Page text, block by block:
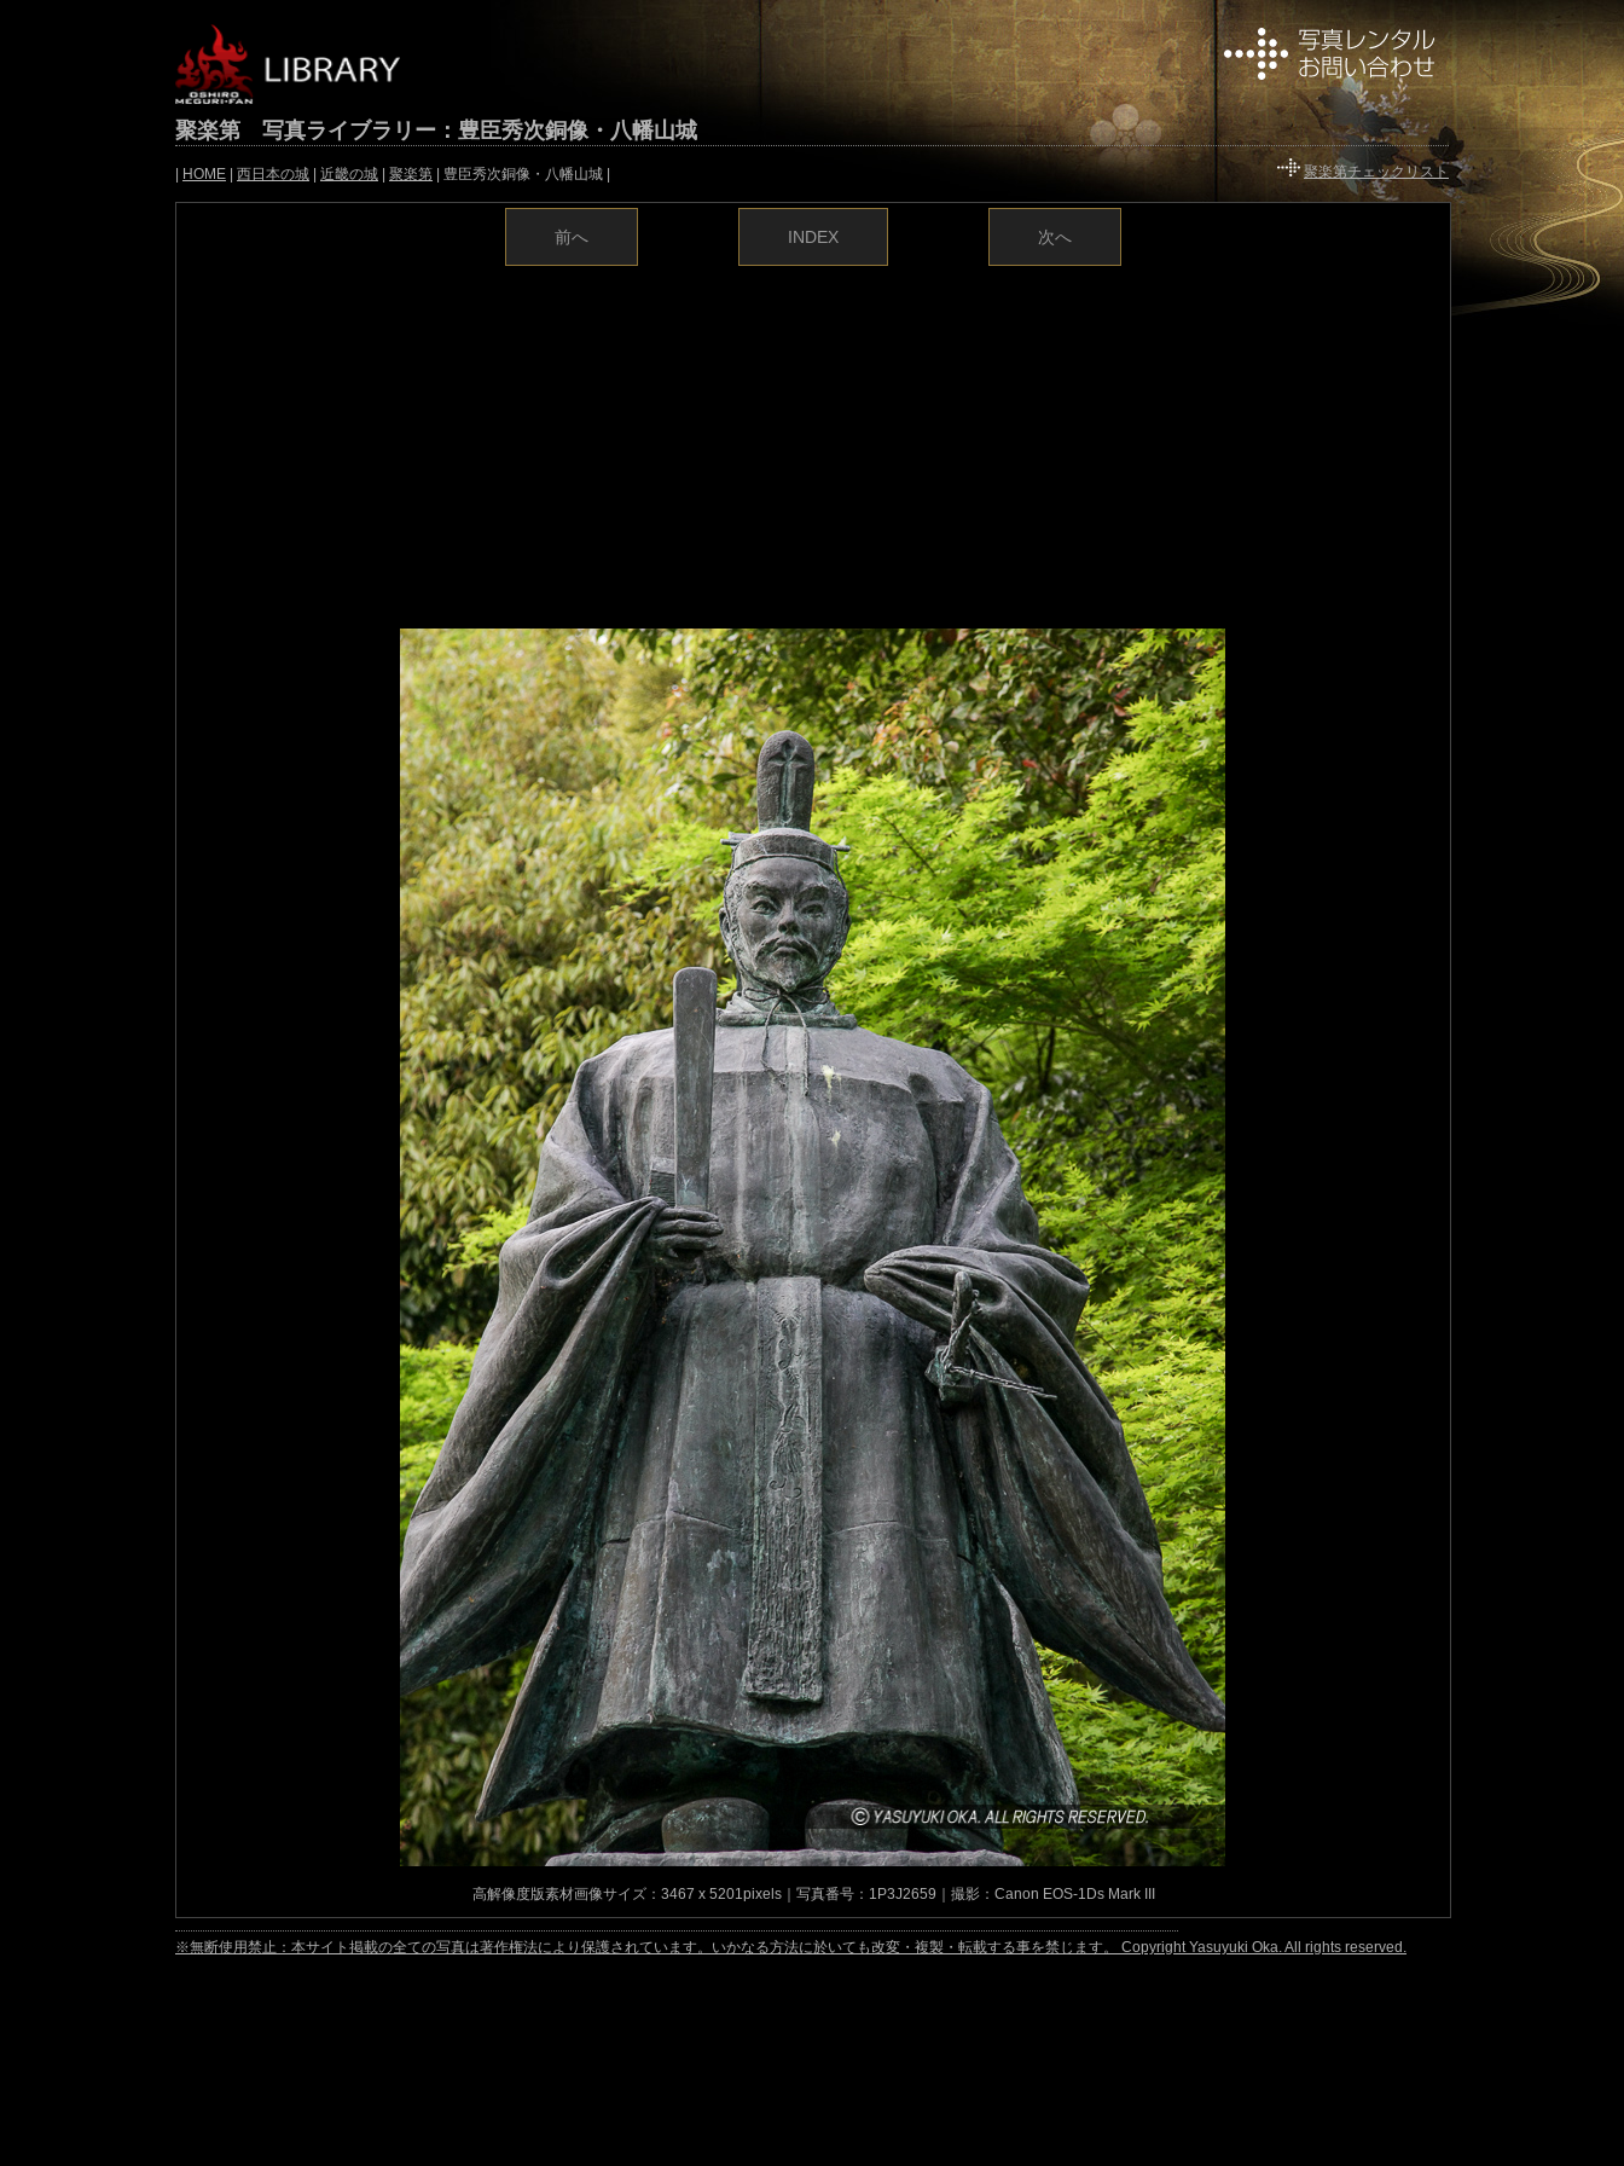
聚楽第 写真ライブラリー：豊臣秀次銅像・八幡山城
HOME 西日本の城 近畿の城 聚楽第 | 豊臣秀次銅像・八幡山城 | 聚楽第チェックリスト
前へ INDEX 次へ
高解像度版素材画像サイズ：3467 x 5201pixels｜写真番号：1P3J2659｜撮影：Canon EOS-1Ds Mark III
※無断使用禁止：本サイト掲載の全ての写真は著作権法により保護されています。いかなる方法に於いても改変・複製・転載する事を禁じます。 Copyright Yasuyuki Oka. All rights reserved.